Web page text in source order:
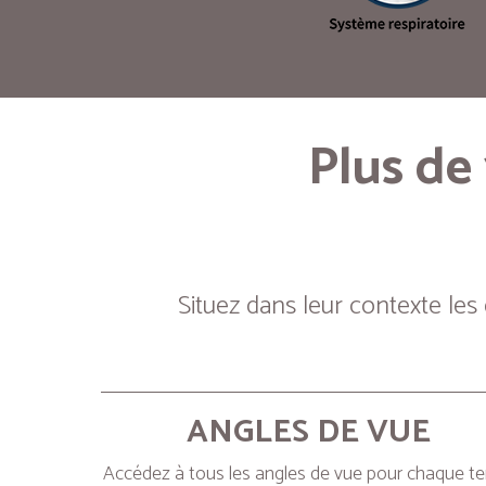
Plus
Situez dans leur contexte
ANGLES DE VUE
Accédez à tous les angles de vue pour chaque